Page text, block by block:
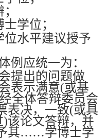
学位；
位水平建议授予
例应统一为：
提出的问题做
表示满意(或基
全体答辩委员会
表决，一致(或具
该论文答辩，并
其……学博士学